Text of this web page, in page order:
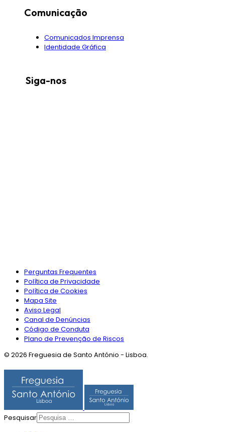
Comunicação
Comunicados Imprensa
Identidade Gráfica
Siga-nos
Perguntas Frequentes
Política de Privacidade
Política de Cookies
Mapa Site
Aviso Legal
Canal de Denúncias
Código de Conduta
Plano de Prevenção de Riscos
© 2026 Freguesia de Santo António - Lisboa.
Pesquisar